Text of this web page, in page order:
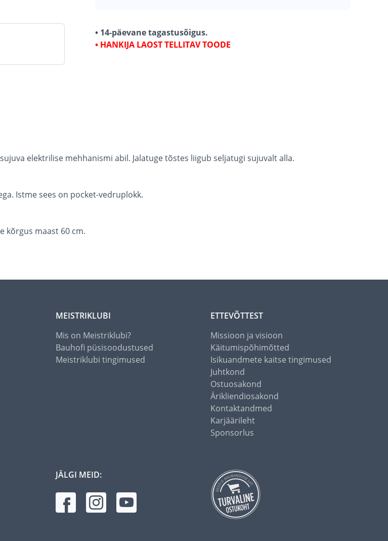
• 14-päevane tagastusõigus.
• HANKIJA LAOST TELLITAV TOODE
elektrilise mehhanismi abil. Jalatuge tõstes liigub seljatugi sujuvalt alla.
Istme sees on pocket-vedruplokk.
kõrgus maast 60 cm.
MEISTRIKLUBI
Mis on Meistriklubi?
Bauhofi püsisoodustused
Meistriklubi tingimused
ETTEVÕTTEST
Missioon ja visioon
Käitumispõhimõtted
Isikuandmete kaitse tingimused
Juhtkond
Ostuosakond
Ärikliendiosakond
Kontaktandmed
Karjäärileht
Sponsorlus
JÄLGI MEID: